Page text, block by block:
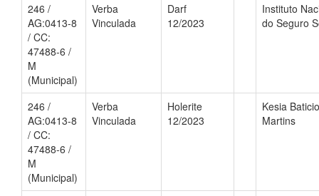
246 /
AG:0413-8
/ CC:
47488-6 /
M
(Municipal)
Verba
Vinculada
Darf
12/2023
Instituto
do Seguro
246 /
AG:0413-8
/ CC:
47488-6 /
M
(Municipal)
Verba
Vinculada
Holerite
12/2023
Kesia
Martins